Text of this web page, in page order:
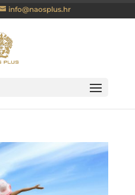
info@naosplus.hr